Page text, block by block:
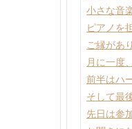
小さな音
ピアノを
ご縁があ
月に一度
前半はハ
そして最
先日は参